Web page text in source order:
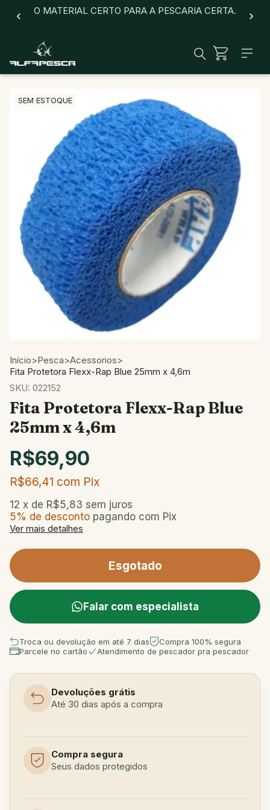
O MATERIAL CERTO PARA A PESCARIA CERTA.
SEM ESTOQUE
Início>Pesca>Acessorios>
Fita Protetora Flexx-Rap Blue 25mm x 4,6m
SKU: 022152
Fita Protetora Flexx-Rap Blue
25mm x 4,6m
R$69,90
R$66,41 com Pix
12 x de R$5,83 sem juros
5% de desconto pagando com Pix
Ver mais detalhes
Falar com especialista
Troca ou devolução em até 7 dias
Compra 100% segura
Parcele no cartão
Atendimento de pescador pra pescador
Devoluções grátis
Até 30 dias após a compra
Compra segura
Seus dados protegidos